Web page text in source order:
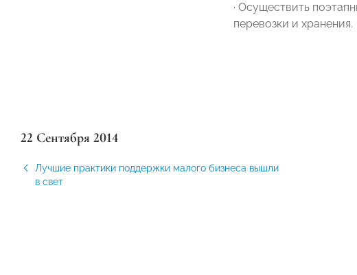
· Осуществить
перевозки и хранения.
22 Сентября 2014
Лучшие практики поддержки малого бизнеса вышли
в свет